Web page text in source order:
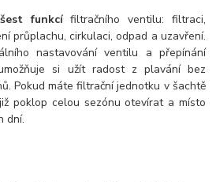
funkcífiltračního ventilu: filtraci,
průplachu, cirkulaci, odpad a uzavření.
nastavování ventilu a přepínání
si užít radost z plavání bez
Pokud máte filtrační jednotku v šachtě
poklop celou sezónu otevírat a místo
dní.